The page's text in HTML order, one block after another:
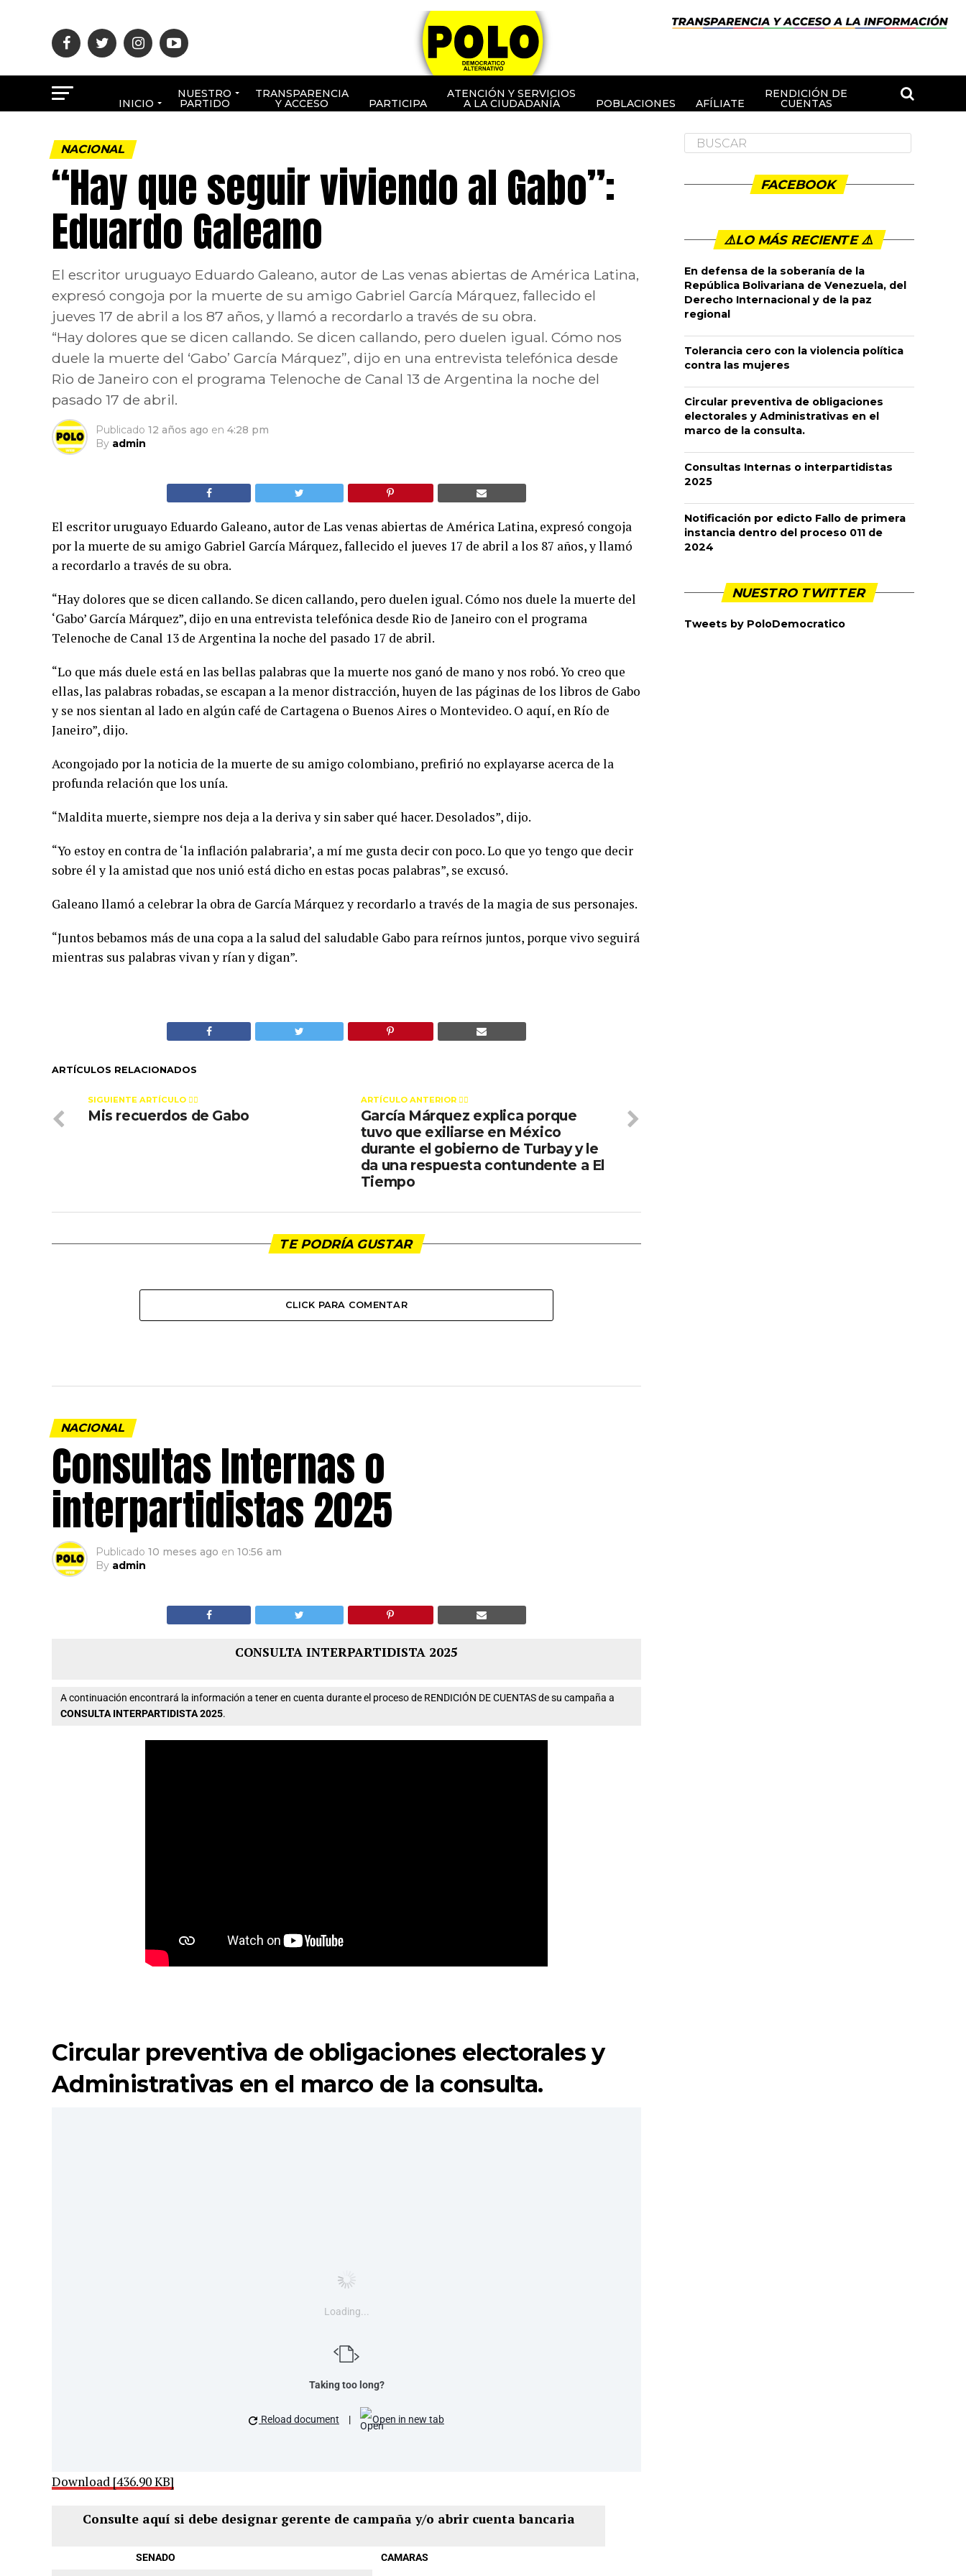
INICIO
NUESTRO
PARTIDO
TRANSPARENCIA
Y ACCESO PARTICIPA
ATENCIÓN Y SERVICIOS
A LA CIUDADANÍA POBLACIONES AFÍLIATE
RENDICIÓN DE
CUENTAS
NACIONAL
“Hay que seguir viviendo al Gabo”:
Eduardo Galeano
El escritor uruguayo Eduardo Galeano, autor de Las venas abiertas de América Latina,
expresó congoja por la muerte de su amigo Gabriel García Márquez, fallecido el
jueves 17 de abril a los 87 años, y llamó a recordarlo a través de su obra.
“Hay dolores que se dicen callando. Se dicen callando, pero duelen igual. Cómo nos
duele la muerte del ‘Gabo’ García Márquez”, dijo en una entrevista telefónica desde
Rio de Janeiro con el programa Telenoche de Canal 13 de Argentina la noche del
pasado 17 de abril.
Publicado 12 años ago en 4:28 pm
By admin
El escritor uruguayo Eduardo Galeano, autor de Las venas abiertas de América Latina, expresó congoja
por la muerte de su amigo Gabriel García Márquez, fallecido el jueves 17 de abril a los 87 años, y llamó
a recordarlo a través de su obra.
“Hay dolores que se dicen callando. Se dicen callando, pero duelen igual. Cómo nos duele la muerte del
‘Gabo’ García Márquez”, dijo en una entrevista telefónica desde Rio de Janeiro con el programa
Telenoche de Canal 13 de Argentina la noche del pasado 17 de abril.
“Lo que más duele está en las bellas palabras que la muerte nos ganó de mano y nos robó. Yo creo que
ellas, las palabras robadas, se escapan a la menor distracción, huyen de las páginas de los libros de Gabo
y se nos sientan al lado en algún café de Cartagena o Buenos Aires o Montevideo. O aquí, en Río de
Janeiro”, dijo.
Acongojado por la noticia de la muerte de su amigo colombiano, prefirió no explayarse acerca de la
profunda relación que los unía.
“Maldita muerte, siempre nos deja a la deriva y sin saber qué hacer. Desolados”, dijo.
“Yo estoy en contra de ‘la inflación palabraria’, a mí me gusta decir con poco. Lo que yo tengo que decir
sobre él y la amistad que nos unió está dicho en estas pocas palabras”, se excusó.
Galeano llamó a celebrar la obra de García Márquez y recordarlo a través de la magia de sus personajes.
“Juntos bebamos más de una copa a la salud del saludable Gabo para reírnos juntos, porque vivo seguirá
mientras sus palabras vivan y rían y digan”.
ARTÍCULOS RELACIONADOS
ARTÍCULO ANTERIOR 👉🏻
García Márquez explica porque
tuvo que exiliarse en México
durante el gobierno de Turbay y le
da una respuesta contundente a El
Tiempo
SIGUIENTE ARTÍCULO 👈🏻
Mis recuerdos de Gabo
TE PODRÍA GUSTAR
CLICK PARA COMENTAR
NACIONAL
Consultas Internas o
interpartidistas 2025
Publicado 10 meses ago en 10:56 am
By admin
CONSULTA INTERPARTIDISTA 2025
A continuación encontrará la información a tener en cuenta durante el proceso de RENDICIÓN DE CUENTAS de su campaña a
CONSULTA INTERPARTIDISTA 2025.
Circular preventiva de obligaciones electorales y
Administrativas en el marco de la consulta.
Loading...
Taking too long?
Reload document | Open in new tab
Download [436.90 KB]
Consulte aquí si debe designar gerente de campaña y/o abrir cuenta bancaria
SENADO CAMARAS
FACEBOOK
⚠️LO MÁS RECIENTE ⚠️️
En defensa de la soberanía de la
República Bolivariana de Venezuela, del
Derecho Internacional y de la paz
regional
Tolerancia cero con la violencia política
contra las mujeres
Circular preventiva de obligaciones
electorales y Administrativas en el
marco de la consulta.
Consultas Internas o interpartidistas
2025
Notificación por edicto Fallo de primera
instancia dentro del proceso 011 de
2024
NUESTRO TWITTER
Tweets by PoloDemocratico